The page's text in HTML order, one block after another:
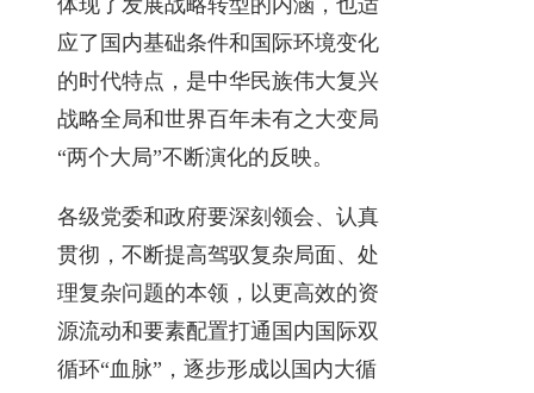
应了国内基础条件和国际环境变化
的时代特点，是中华民族伟大复兴
战略全局和世界百年未有之大变局
“两个大局”不断演化的反映。
各级党委和政府要深刻领会、认真
贯彻，不断提高驾驭复杂局面、处
理复杂问题的本领，以更高效的资
源流动和要素配置打通国内国际双
循环“血脉”，逐步形成以国内大循